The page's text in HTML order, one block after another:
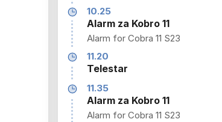
10.25
Alarm za Kobro 11
Alarm for Cobra 11 S23
11.20
Telestar
11.35
Alarm za Kobro 11
Alarm for Cobra 11 S23